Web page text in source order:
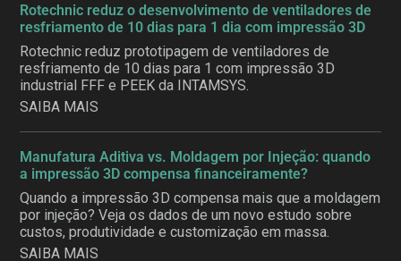
Rotechnic reduz o desenvolvimento de ventiladores de
resfriamento de 10 dias para 1 dia com impressão 3D
Rotechnic reduz prototipagem de ventiladores de
resfriamento de 10 dias para 1 com impressão 3D
industrial FFF e PEEK da INTAMSYS.
SAIBA MAIS
Manufatura Aditiva vs. Moldagem por Injeção: quando
a impressão 3D compensa financeiramente?
Quando a impressão 3D compensa mais que a moldagem
por injeção? Veja os dados de um novo estudo sobre
custos, produtividade e customização em massa.
SAIBA MAIS